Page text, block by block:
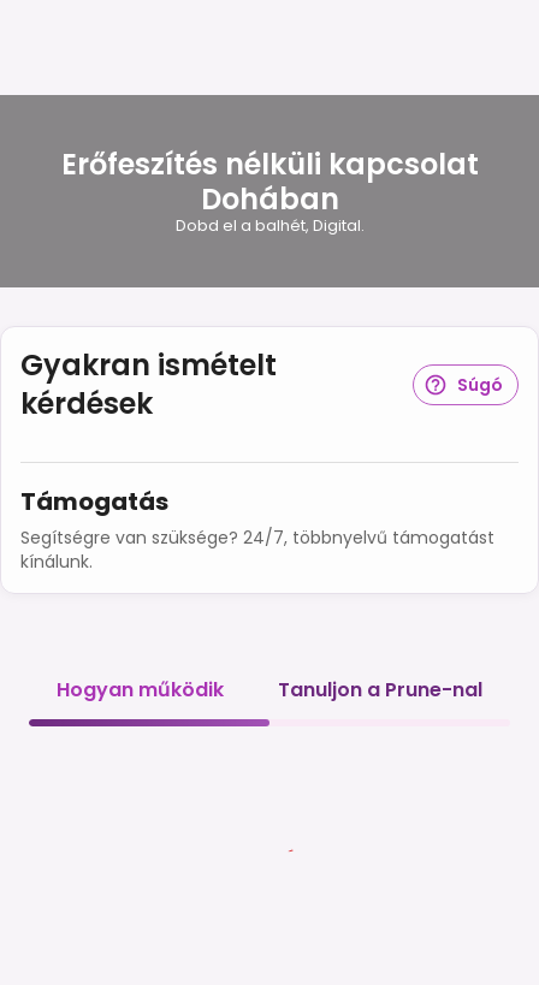
Erőfeszítés nélküli kapcsolat
Dohában
Dobd el a balhét, Digital.
Gyakran ismételt
kérdések
Súgó
Támogatás
Segítségre van szüksége? 24/7, többnyelvű támogatást
kínálunk.
Hogyan működik Tanuljon a Prune-nal